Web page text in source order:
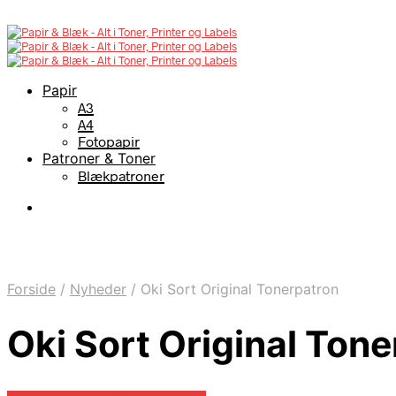
Papir
A3
A4
Fotopapir
Patroner & Toner
Blækpatroner
Forside / Nyheder / Oki Sort Original Tonerpatron
Oki Sort Original